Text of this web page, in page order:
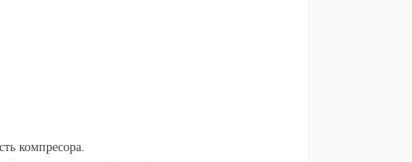
компресора.